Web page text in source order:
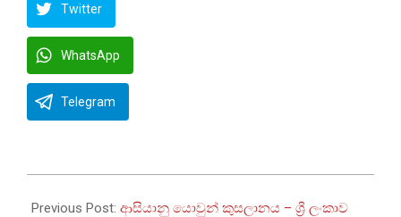
Twitter
WhatsApp
Telegram
12-
Previous Post: ආසියානු යොවුන් කුසලානය – ශ්‍රී ලංකාව